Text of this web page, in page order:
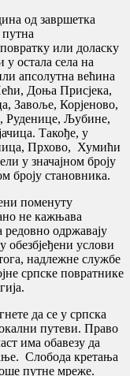
од завршетка
или доласку
остала села на
апсолутна већина
Доња Присјека,
Завоље, Корјеново,
Руденице, Љубине,
Такође, у
Прхово, Хумићи
у значајном броју
становника.
поменуту
не кажњава
одржавају
услови
надлежне службе
српске повратнике
да се у српска
путеви. Право
има обавезу да
Слобода кретања
путне мреже.